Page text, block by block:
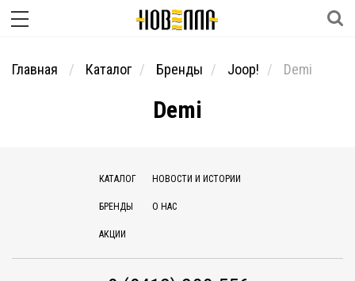
Главная Каталог Бренды Joop! Demi
Demi
КАТАЛОГ
БРЕНДЫ
АКЦИИ
НОВОСТИ И ИСТОРИИ
О НАС